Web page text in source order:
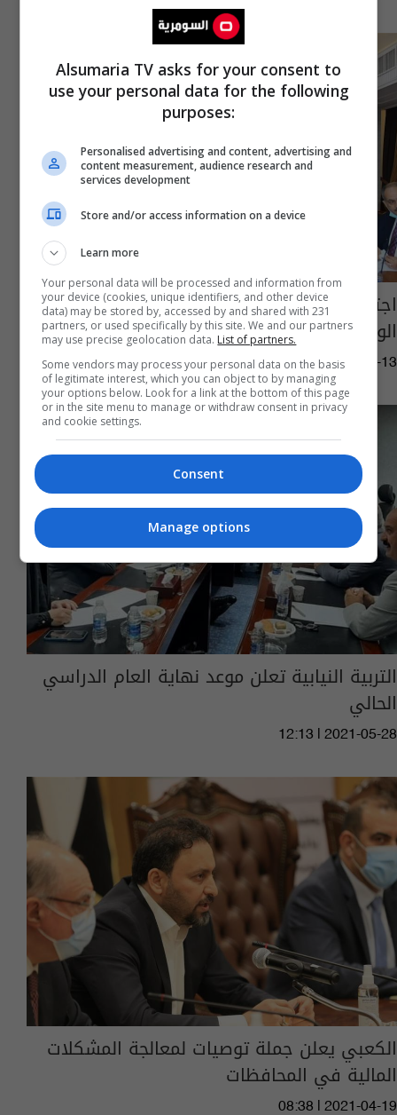
اجتماع في وزارة المالية لمناقشة تنفيذ بنود
الورقة البيضاء
09:13 | 2021-06-13
التربية النيابية تعلن موعد نهاية العام الدراسي
الحالي
12:13 | 2021-05-28
الكعبي يعلن جملة توصيات لمعالجة المشكلات
المالية في المحافظات
08:38 | 2021-04-19
Alsumaria TV asks for your consent to
use your personal data for the following
purposes:
Personalised advertising and content, advertising and
content measurement, audience research and
services development
Store and/or access information on a device
Learn more
Your personal data will be processed and information from
your device (cookies, unique identifiers, and other device
data) may be stored by, accessed by and shared with 231
partners, or used specifically by this site. We and our partners
may use precise geolocation data. List of partners.
Some vendors may process your personal data on the basis
of legitimate interest, which you can object to by managing
your options below. Look for a link at the bottom of this page
or in the site menu to manage or withdraw consent in privacy
and cookie settings.
Consent
Manage options